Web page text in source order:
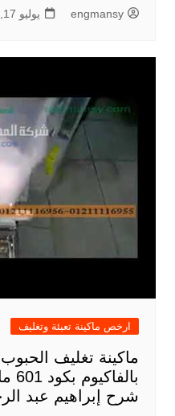
engmansy يوليو 17, 2019
ارخص ماكينة تعبئة وتغليف
ماكينة تغليف
شرح إبراهيم عبد